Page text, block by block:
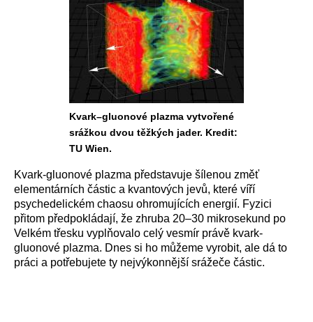
Kvark–gluonové plazma vytvořené
srážkou dvou těžkých jader. Kredit:
TU Wien.
Kvark-gluonové plazma představuje šílenou změť
elementárních částic a kvantových jevů, které víří
psychedelickém chaosu ohromujících energií. Fyzici
přitom předpokládají, že zhruba 20–30 mikrosekund po
Velkém třesku vyplňovalo celý vesmír právě kvark-
gluonové plazma. Dnes si ho můžeme vyrobit, ale dá to
práci a potřebujete ty nejvýkonnější srážeče částic.